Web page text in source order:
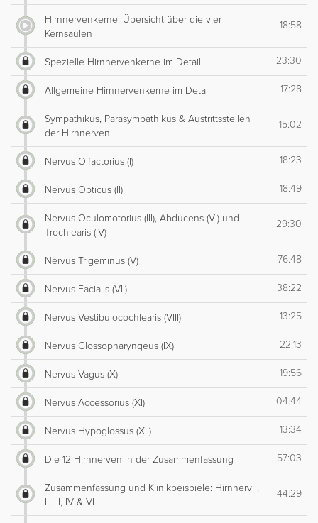
Hirnnervenkerne: Übersicht über die vier
Kernsäulen
18:58
Spezielle Hirnnervenkerne im Detail 23:30
Allgemeine Hirnnervenkerne im Detail 17:28
Sympathikus, Parasympathikus & Austrittsstellen
der Hirnnerven
15:02
Nervus Olfactorius (I) 18:23
Nervus Opticus (II) 18:49
Nervus Oculomotorius (III), Abducens (VI) und
Trochlearis (IV)
29:30
Nervus Trigeminus (V) 76:48
Nervus Facialis (VII) 38:22
Nervus Vestibulocochlearis (VIII) 13:25
Nervus Glossopharyngeus (IX) 22:13
Nervus Vagus (X) 19:56
Nervus Accessorius (XI) 04:44
Nervus Hypoglossus (XII) 13:34
Die 12 Hirnnerven in der Zusammenfassung 57:03
Zusammenfassung und Klinikbeispiele: Hirnnerv I,
II, III, IV & VI
44:29